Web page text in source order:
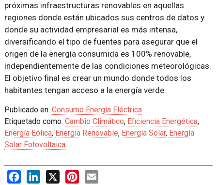
próximas infraestructuras renovables en aquellas
regiones donde están ubicados sus centros de datos y
donde su actividad empresarial es más intensa,
diversificando el tipo de fuentes para asegurar que el
origen de la energía consumida es 100% renovable,
independientemente de las condiciones meteorológicas.
El objetivo final es crear un mundo donde todos los
habitantes tengan acceso a la energía verde.
Publicado en: Consumo Energía Eléctrica
Etiquetado como: Cambio Climático, Eficiencia Energética,
Energía Eólica, Energía Renovable, Energía Solar, Energía
Solar Fotovoltaica
FacebookLinkedIn Pinterest